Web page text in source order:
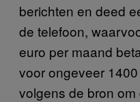
berichten en deed
de telefoon,
euro per maand
voor ongeveer
volgens de bron